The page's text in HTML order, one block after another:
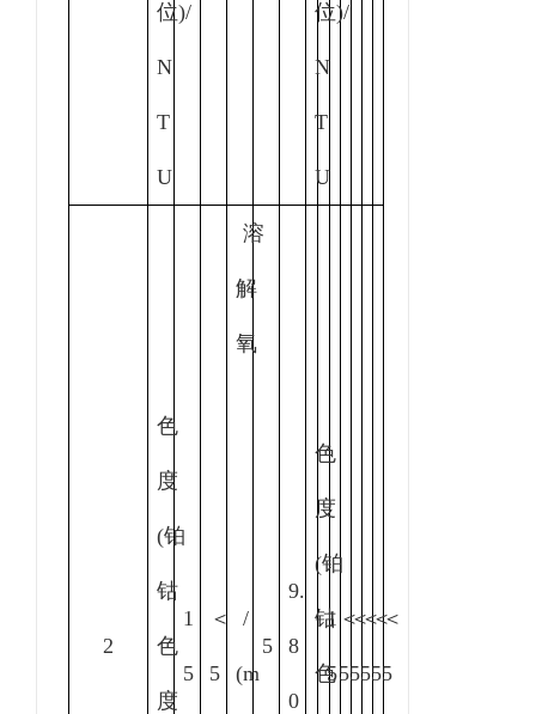
位)/
N
T
U
位)/
N
T
U
2
色
度
(铂
钴
色
度
1
5
＜
5
溶
解
氧
/
(m
5
9.
8
0
色
度
(铂
钴
色
1
5
＜
5
＜
5
＜
5
＜
5
＜
5